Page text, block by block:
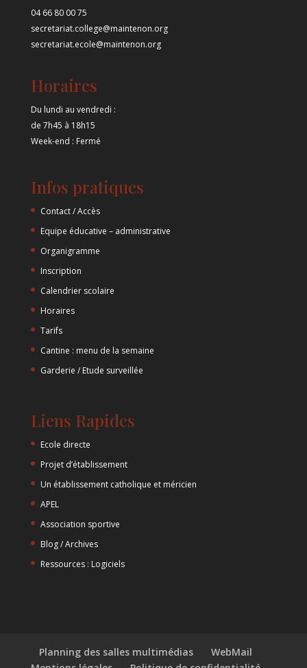
04 66 80 00 75
secretariat.college@maintenon.org
secretariat.ecole@maintenon.org
Horaires
Du lundi au vendredi :
de 7h45 à 18h15
Week-end : Fermé
Infos pratiques
Contact / Accès
Equipe éducative – administrative
Organigramme
Inscription
Calendrier scolaire
Horaires
Tarifs
Cantine : menu de la semaine
Garderie / Etude surveillée
Liens Rapides
Ecole directe
Projet d’établissement
Un établissement catholique et méricien
APEL
Association sportive
Blog / Archives
Ressources : Logiciels
Planning des salles multimédias
WebMail